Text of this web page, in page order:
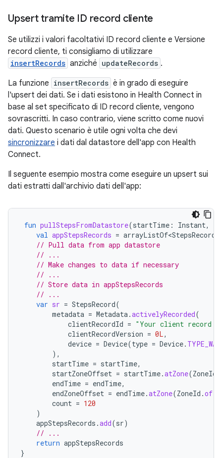
Upsert tramite ID record cliente
Se utilizzi i valori facoltativi ID record cliente e Versione
record cliente, ti consigliamo di utilizzare
insertRecords anziché updateRecords .
La funzione insertRecords è in grado di eseguire
l'upsert dei dati. Se i dati esistono in Health Connect in
base al set specificato di ID record cliente, vengono
sovrascritti. In caso contrario, viene scritto come nuovi
dati. Questo scenario è utile ogni volta che devi
sincronizzare i dati dal datastore dell'app con Health
Connect.
Il seguente esempio mostra come eseguire un upsert sui
dati estratti dall'archivio dati dell'app:
fun pullStepsFromDatastore(startTime : Instant,
val appStepsRecords = arrayListOf<StepsRecord>
// Pull data from app datastore
// ...
// Make changes to data if necessary
// ...
// Store data in appStepsRecords
// ...
var sr = StepsRecord(
metadata = Metadata.activelyRecorded(
clientRecordId = "Your client record
clientRecordVersion = 0L,
device = Device(type = Device.
),
startTime = startTime,
startZoneOffset = startTime.atZone(ZoneId
endTime = endTime,
endZoneOffset = endTime.atZone(ZoneId .of
count = 120
)
appStepsRecords .add(sr)
// ...
return appStepsRecords
}